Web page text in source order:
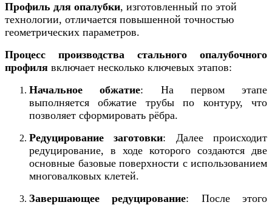
Профиль для опалубки, изготовленный по этой
технологии, отличается повышенной точностью
геометрических параметров.
Процесс производства стального опалубочного
профиля включает несколько ключевых этапов:
Начальное обжатие: На первом этапе
выполняется обжатие трубы по контуру, что
позволяет сформировать рёбра.
Редуцирование заготовки: Далее происходит
редуцирование, в ходе которого создаются две
основные базовые поверхности с использованием
многовалковых клетей.
Завершающее редуцирование: После этого